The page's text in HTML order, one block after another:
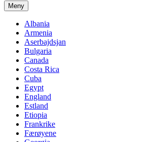
Meny
Albania
Armenia
Aserbajdsjan
Bulgaria
Canada
Costa Rica
Cuba
Egypt
England
Estland
Etiopia
Frankrike
Færøyene